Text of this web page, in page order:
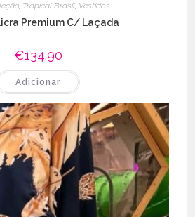
, Tropical Brasil, Vestidos
Premium C/ Laçada
€134.90
Adicionar